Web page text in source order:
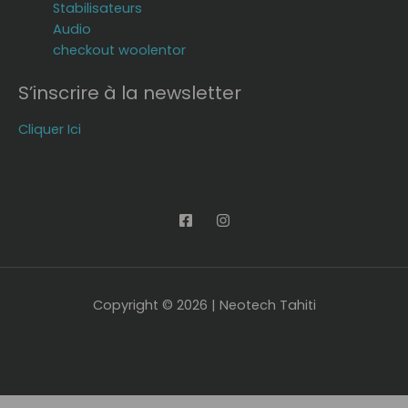
Stabilisateurs
Audio
checkout woolentor
S’inscrire à la newsletter
Cliquer Ici
Copyright © 2026 | Neotech Tahiti